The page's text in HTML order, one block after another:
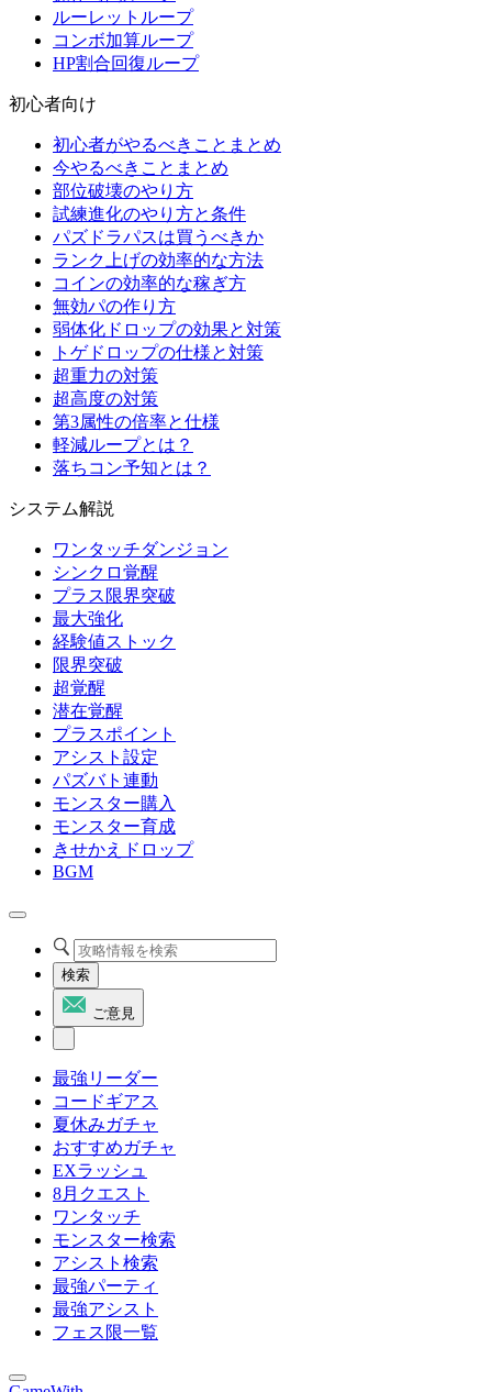
ルーレットループ
コンボ加算ループ
HP割合回復ループ
初心者向け
初心者がやるべきことまとめ
今やるべきことまとめ
部位破壊のやり方
試練進化のやり方と条件
パズドラパスは買うべきか
ランク上げの効率的な方法
コインの効率的な稼ぎ方
無効パの作り方
弱体化ドロップの効果と対策
トゲドロップの仕様と対策
超重力の対策
超高度の対策
第3属性の倍率と仕様
軽減ループとは？
落ちコン予知とは？
システム解説
ワンタッチダンジョン
シンクロ覚醒
プラス限界突破
最大強化
経験値ストック
限界突破
超覚醒
潜在覚醒
プラスポイント
アシスト設定
パズバト連動
モンスター購入
モンスター育成
きせかえドロップ
BGM
検索
ご意見
最強リーダー
コードギアス
夏休みガチャ
おすすめガチャ
EXラッシュ
8月クエスト
ワンタッチ
モンスター検索
アシスト検索
最強パーティ
最強アシスト
フェス限一覧